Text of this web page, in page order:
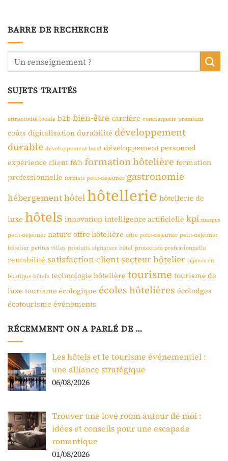
BARRE DE RECHERCHE
SUJETS TRAITÉS
attractivité locale b2b bien-être carrière conciergerie premium
coûts digitalisation durabilité développement
durable développement local développement personnel
expérience client f&b formation hôtelière formation
professionnelle formats petit-déjeuner gastronomie
hébergementhôtel hôtellerie hôtellerie de
luxe hôtels innovation intelligence artificielle kpi marges
petit-déjeuner nature offre hôtelière offre petit-déjeuner petit-déjeuner
hôtelier petites villes produits signature hôtel protection professionnelle
rentabilité satisfaction clientsecteur hôtelier séjours en
boutique-hôtels technologie hôtelière tourisme tourisme de
luxe tourisme écologique écoles hôtelières écolodges
écotourisme événements
RÉCEMMENT ON A PARLÉ DE …
Les hôtels et le tourisme événementiel :
une alliance stratégique
06/08/2026
Trouver une love room autour de moi :
idées et conseils pour une escapade
romantique
01/08/2026